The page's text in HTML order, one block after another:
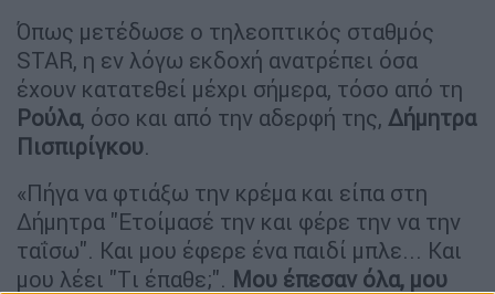
Όπως μετέδωσε ο τηλεοπτικός σταθμός
STAR, η εν λόγω εκδοχή ανατρέπει όσα
έχουν κατατεθεί μέχρι σήμερα, τόσο από τη
Ρούλα, όσο και από την αδερφή της, Δήμητρα
Πισπιρίγκου.
«Πήγα να φτιάξω την κρέμα και είπα στη
Δήμητρα "Eτοίμασέ την και φέρε την να την
ταΐσω". Και μου έφερε ένα παιδί μπλε... Και
μου λέει "Tι έπαθε;". Μου έπεσαν όλα, μου